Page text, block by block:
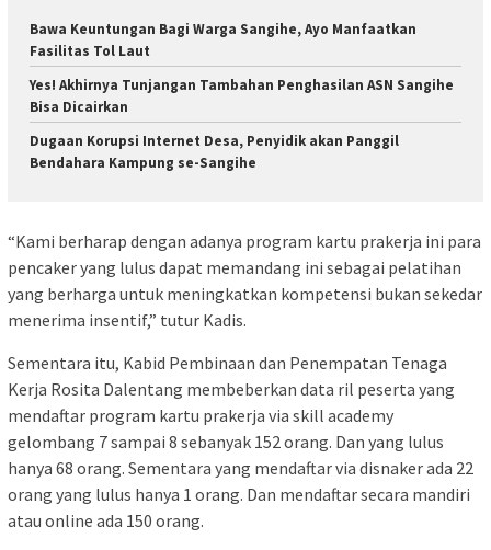
Bawa Keuntungan Bagi Warga Sangihe, Ayo Manfaatkan
Fasilitas Tol Laut
Yes! Akhirnya Tunjangan Tambahan Penghasilan ASN Sangihe
Bisa Dicairkan
Dugaan Korupsi Internet Desa, Penyidik akan Panggil
Bendahara Kampung se-Sangihe
“Kami berharap dengan adanya program kartu prakerja ini para
pencaker yang lulus dapat memandang ini sebagai pelatihan
yang berharga untuk meningkatkan kompetensi bukan sekedar
menerima insentif,” tutur Kadis.
Sementara itu, Kabid Pembinaan dan Penempatan Tenaga
Kerja Rosita Dalentang membeberkan data ril peserta yang
mendaftar program kartu prakerja via skill academy
gelombang 7 sampai 8 sebanyak 152 orang. Dan yang lulus
hanya 68 orang. Sementara yang mendaftar via disnaker ada 22
orang yang lulus hanya 1 orang. Dan mendaftar secara mandiri
atau online ada 150 orang.